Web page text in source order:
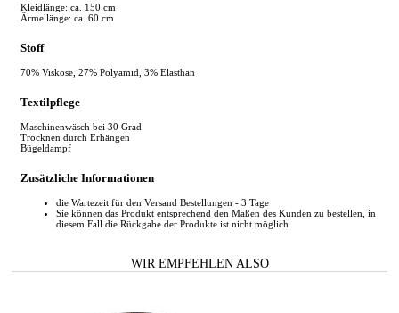
Kleidlänge: ca. 150 cm
Ärmellänge: ca. 60 cm
Stoff
70% Viskose, 27% Polyamid, 3% Elasthan
Textilpflege
Maschinenwäsch bei 30 Grad
Trocknen durch Erhängen
Bügeldampf
Zusätzliche Informationen
die Wartezeit für den Versand Bestellungen - 3 Tage
Sie können das Produkt entsprechend den Maßen des Kunden zu bestellen, in
diesem Fall die Rückgabe der Produkte ist nicht möglich
WIR EMPFEHLEN ALSO